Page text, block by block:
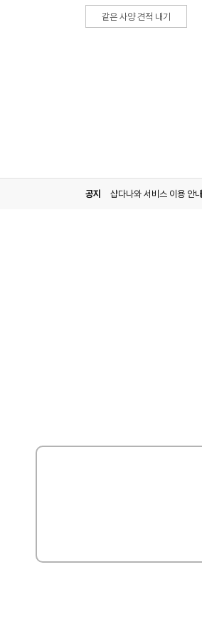
같은 사양 견적 내기
공지 샵다나와 서비스 이용 안내